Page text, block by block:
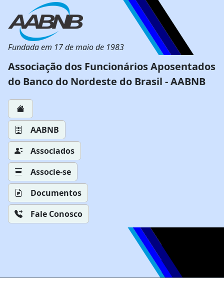
Fundada em 17 de maio de 1983
Associação dos Funcionários Aposentados
do Banco do Nordeste do Brasil - AABNB
AABNB
Associados
Associe-se
Documentos
Fale Conosco